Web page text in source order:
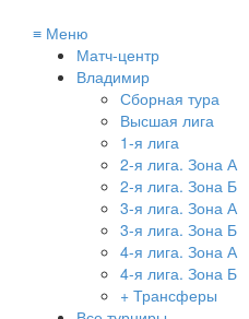
≡ Меню
Матч-центр
Владимир
Сборная тура
Высшая лига
1-я лига
2-я лига. Зона А
2-я лига. Зона Б
3-я лига. Зона А
3-я лига. Зона Б
4-я лига. Зона А
4-я лига. Зона Б
+ Трансферы